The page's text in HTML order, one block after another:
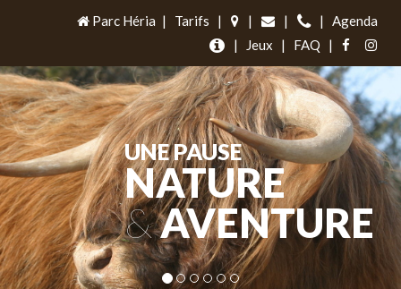
Parc Héria | Tarifs | | | |
Agenda
|
Jeux | FAQ |
UNE PAUSE
NATURE
&AVENTURE